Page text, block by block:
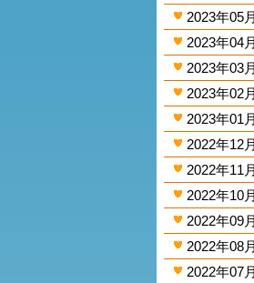
2023年05
2023年04
2023年03
2023年02
2023年01
2022年12
2022年11
2022年10
2022年09
2022年08
2022年07